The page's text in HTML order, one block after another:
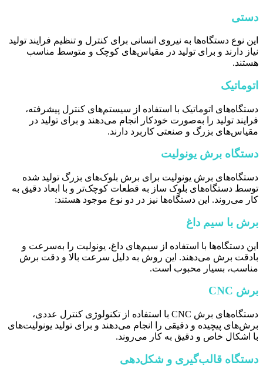
دستی
این نوع دستگاه‌ها به نیروی انسانی برای کنترل و تنظیم فرایند تولید
نیاز دارند و برای تولید در مقیاس‌های کوچک و متوسط مناسب
هستند.
اتوماتیک
دستگاه‌های اتوماتیک با استفاده از سیستم‌های کنترل پیشرفته،
فرایند تولید را به‌صورت خودکار انجام می‌دهند و برای تولید در
مقیاس‌های بزرگ و صنعتی کاربرد دارند.
دستگاه برش یونولیت
دستگاه‌های برش یونولیت برای برش بلوک‌های بزرگ تولید شده
توسط دستگاه‌های بلوک ساز به قطعات کوچک‌تر و با ابعاد دقیق به
کار می‌روند. این دستگاه‌ها نیز در دو نوع موجود هستند:
برش با سیم داغ
این دستگاه‌ها با استفاده از سیم‌های داغ، یونولیت را به‌سرعت و
بادقت برش می‌دهند. این روش به دلیل سرعت بالا و دقت برش
مناسب، بسیار محبوب است.
برش CNC
دستگاه‌های برش CNC با استفاده از تکنولوژی کنترل عددی،
برش‌های پیچیده و دقیقی را انجام می‌دهند و برای تولید یونولیت‌های
با اشکال خاص و دقیق به کار می‌روند.
دستگاه قالب‌گیری و شکل‌دهی